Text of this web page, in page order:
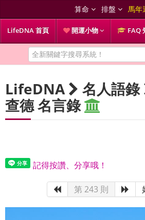
算命 排盤 馬年
LifeDNA 首頁 開運小物 FAQ
LifeDNA 名人語錄
查德 名言錄
記得按讚、分享哦！
第 243 則